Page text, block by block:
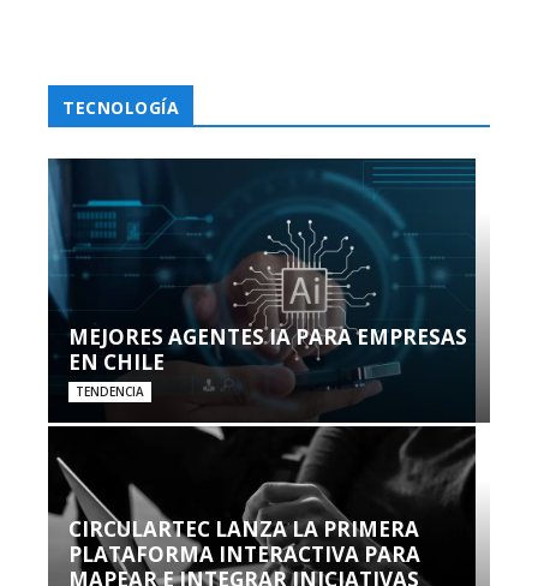
TECNOLOGÍA
MEJORES AGENTES IA PARA EMPRESAS
EN CHILE
TENDENCIA
CIRCULARTEC LANZA LA PRIMERA
PLATAFORMA INTERACTIVA PARA
MAPEAR E INTEGRAR INICIATIVAS